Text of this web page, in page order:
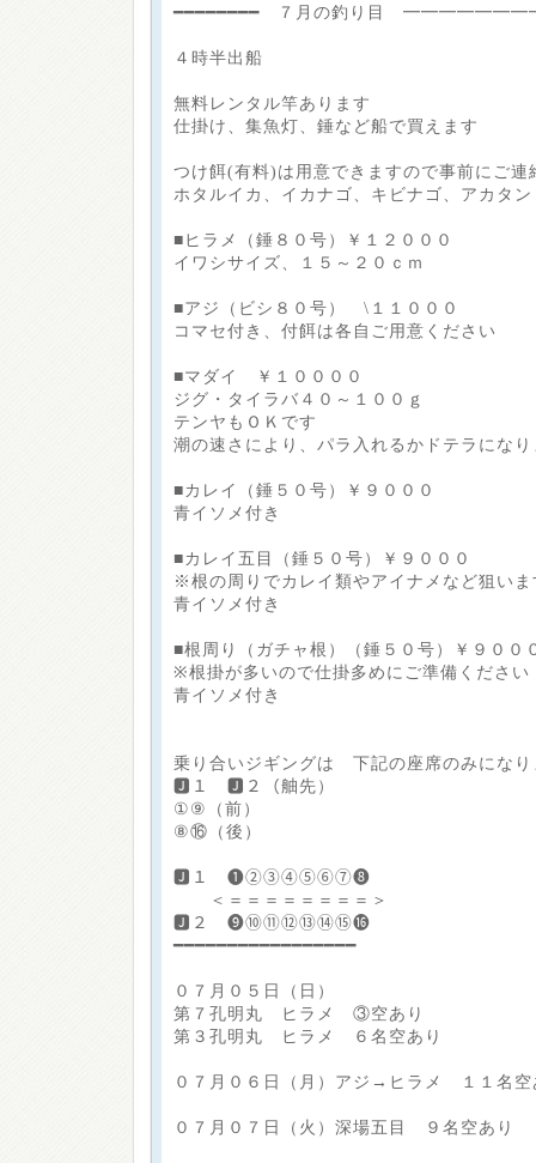
━━━━━━━━ ７月の釣り目
４時半出船
無料レンタル竿あります
仕掛け、集魚灯、錘など船で買えます
つけ餌(有料)は用意できますので事前にご連
ホタルイカ、イカナゴ、キビナゴ、アカタン
■ヒラメ（錘８０号）￥１２０００
イワシサイズ、１５～２０ｃｍ
■アジ（ビシ８０号） \１１０００
コマセ付き、付餌は各自ご用意ください
■マダイ ￥１００００
ジグ・タイラバ４０～１００ｇ
テンヤもＯＫです
潮の速さにより、パラ入れるかドテラになり
■カレイ（錘５０号）￥９０００
青イソメ付き
■カレイ五目（錘５０号）￥９０００
※根の周りでカレイ類やアイナメなど狙いま
青イソメ付き
■根周り（ガチャ根）（錘５０号）￥９００
※根掛が多いので仕掛多めにご準備ください
青イソメ付き
乗り合いジギングは 下記の座席のみになり
🅹１ 🅹２（舳先）
①⑨（前）
⑧⑯（後）
🅹１ ❶②③④⑤⑥⑦❽
＜＝＝＝＝＝＝＝＝＞
🅹２ ❾⑩⑪⑫⑬⑭⑮⓰
━━━━━━━━━━━━━━━━━
０７月０５日（日）
第７孔明丸 ヒラメ ③空あり
第３孔明丸 ヒラメ ６名空あり
０７月０６日（月）アジ→ヒラメ １１名空
０７月０７日（火）深場五目 ９名空あり